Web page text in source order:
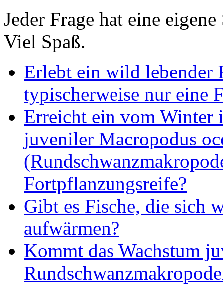
Jeder Frage hat eine eigene
Viel Spaß.
Erlebt ein wild lebender
typischerweise nur eine
Erreicht ein vom Winter
juveniler Macropodus
Fortpflanzungsreife?
Gibt es Fische, die sich
aufwärmen?
Kommt das Wachstum